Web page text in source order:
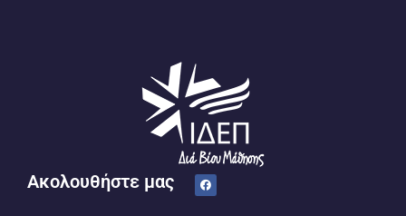
Ακολουθήστε μας